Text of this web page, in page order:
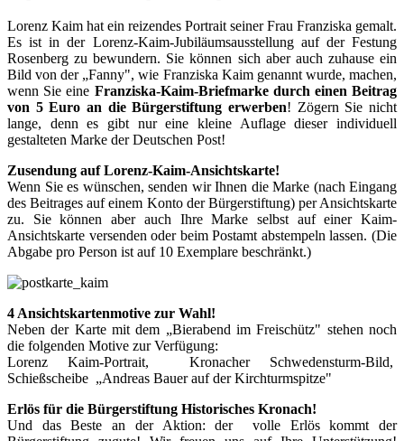
Lorenz Kaim hat ein reizendes Portrait seiner Frau Franziska gemalt.
Es ist in der Lorenz-Kaim-Jubiläumsausstellung auf der Festung
Rosenberg zu bewundern. Sie können sich aber auch zuhause ein
Bild von der „Fanny", wie Franziska Kaim genannt wurde, machen,
wenn Sie eine Franziska-Kaim-Briefmarke durch einen Beitrag
von 5 Euro an die Bürgerstiftung erwerben! Zögern Sie nicht
lange, denn es gibt nur eine kleine Auflage dieser individuell
gestalteten Marke der Deutschen Post!
Zusendung auf Lorenz-Kaim-Ansichtskarte!
Wenn Sie es wünschen, senden wir Ihnen die Marke (nach Eingang
des Beitrages auf einem Konto der Bürgerstiftung) per Ansichtskarte
zu. Sie können aber auch Ihre Marke selbst auf einer Kaim-
Ansichtskarte versenden oder beim Postamt abstempeln lassen. (Die
Abgabe pro Person ist auf 10 Exemplare beschränkt.)
4 Ansichtskartenmotive zur Wahl!
Neben der Karte mit dem „Bierabend im Freischütz" stehen noch
die folgenden Motive zur Verfügung:
Lorenz Kaim-Portrait, Kronacher Schwedensturm-Bild,
Schießscheibe „Andreas Bauer auf der Kirchturmspitze"
Erlös für die Bürgerstiftung Historisches Kronach!
Und das Beste an der Aktion: der volle Erlös kommt der